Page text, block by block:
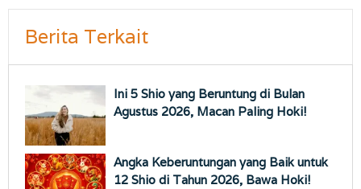
Berita Terkait
Ini 5 Shio yang Beruntung di Bulan
Agustus 2026, Macan Paling Hoki!
Angka Keberuntungan yang Baik untuk
12 Shio di Tahun 2026, Bawa Hoki!